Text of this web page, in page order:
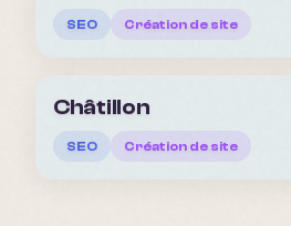
SEO Création de site
Châtillon
SEO Création de site